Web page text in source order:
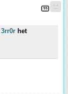
3rr0r het